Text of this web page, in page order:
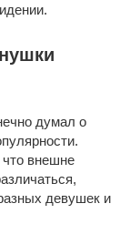
думал о
что внешне
девушек и